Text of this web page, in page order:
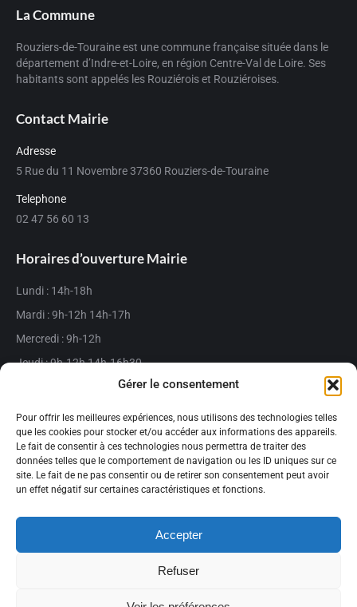
Gérer le consentement
Pour offrir les meilleures expériences, nous utilisons des technologies telles
que les cookies pour stocker et/ou accéder aux informations des appareils.
Le fait de consentir à ces technologies nous permettra de traiter des
données telles que le comportement de navigation ou les ID uniques sur ce
site. Le fait de ne pas consentir ou de retirer son consentement peut avoir
un effet négatif sur certaines caractéristiques et fonctions.
Accepter
Refuser
La Commune
Rouziers-de-Touraine est une commune française située dans le
département d’Indre-et-Loire, en région Centre-Val de Loire. Ses
habitants sont appelés les Rouziérois et Rouziéroises.
Contact Mairie
Adresse
5 Rue du 11 Novembre 37360 Rouziers-de-Touraine
Telephone
02 47 56 60 13
Horaires d’ouverture Mairie
Lundi : 14h-18h
Mardi : 9h-12h 14h-17h
Mercredi : 9h-12h
Jeudi : 9h-12h 14h-16h30
Vendredi : 9h-12h 14h-17h
Fermée le samedi matin
Actualités
Consultation citoyenne – Place de l’Église